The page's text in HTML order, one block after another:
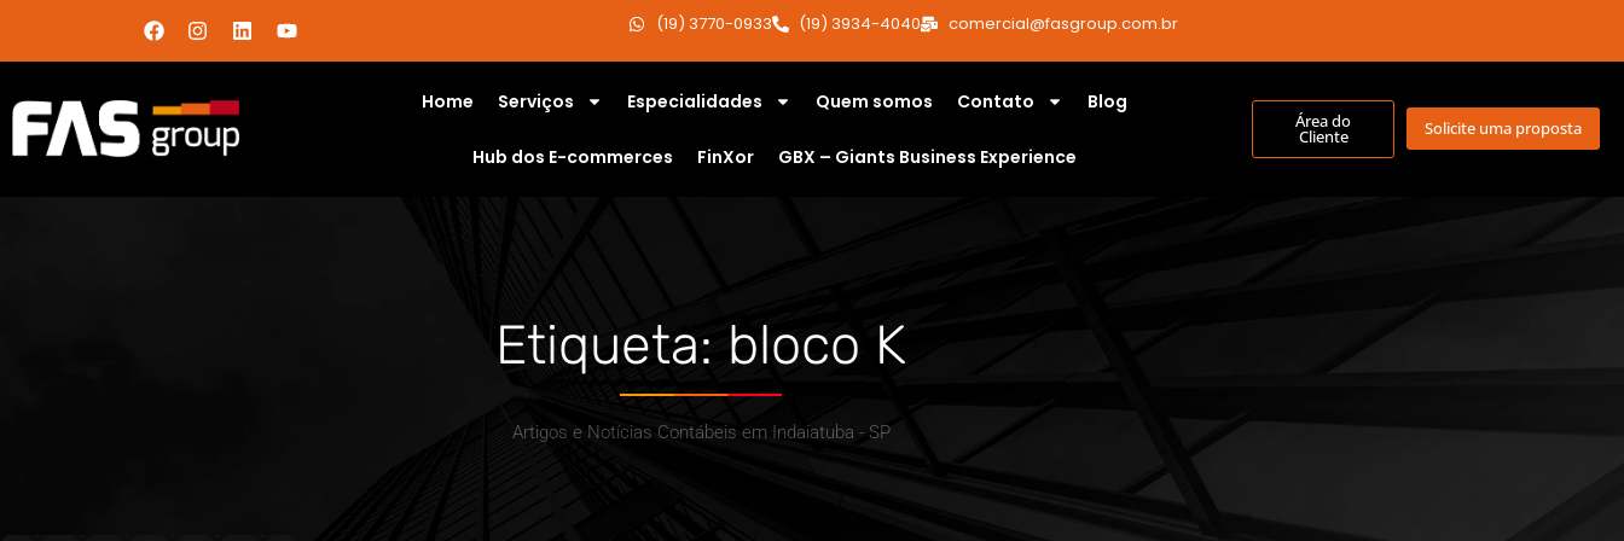
(19) 3770-0933 (19) 3934-4040 comercial@fasgroup.com.br
Home Serviços Especialidades Quem somos Contato Blog
Hub dos E-commerces FinXor GBX – Giants Business Experience
Área do
Cliente Solicite uma proposta
Etiqueta: bloco K
Artigos e Notícias Contábeis em Indaiatuba - SP